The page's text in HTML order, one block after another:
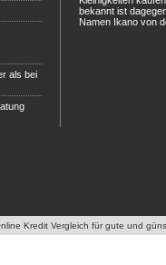
als bei
bekannt ist
Namen Ikano von
Kredit Vergleich für gute und